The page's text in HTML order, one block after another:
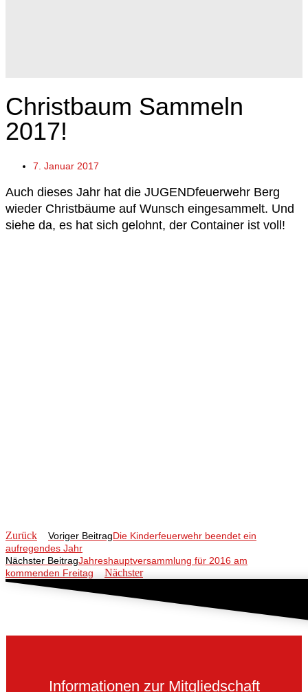
Christbaum Sammeln
2017!
7. Januar 2017
Auch dieses Jahr hat die JUGENDfeuerwehr Berg
wieder Christbäume auf Wunsch eingesammelt. Und
siehe da, es hat sich gelohnt, der Container ist voll!
Zurück Voriger BeitragDie Kinderfeuerwehr beendet ein
aufregendes Jahr
Nächster BeitragJahreshauptversammlung für 2016 am
kommenden Freitag
Nächster
Informationen zur Mitgliedschaft